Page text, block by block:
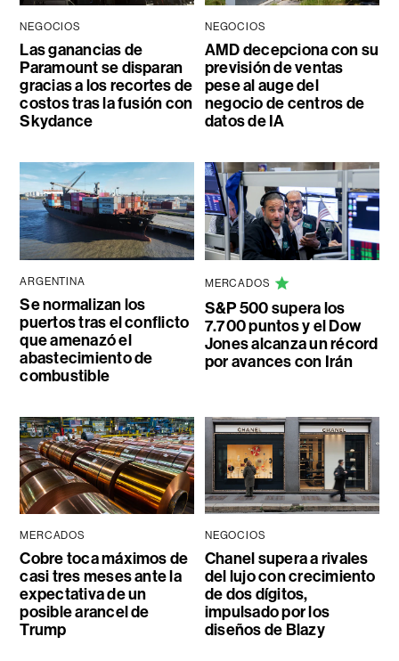
NEGOCIOS
Las ganancias de
Paramount se disparan
gracias a los recortes de
costos tras la fusión con
Skydance
NEGOCIOS
AMD decepciona con su
previsión de ventas
pese al auge del
negocio de centros de
datos de IA
ARGENTINA
Se normalizan los
puertos tras el conflicto
que amenazó el
abastecimiento de
combustible
MERCADOS
S&P 500 supera los
7.700 puntos y el Dow
Jones alcanza un récord
por avances con Irán
MERCADOS
Cobre toca máximos de
casi tres meses ante la
expectativa de un
posible arancel de
Trump
NEGOCIOS
Chanel supera a rivales
del lujo con crecimiento
de dos dígitos,
impulsado por los
diseños de Blazy